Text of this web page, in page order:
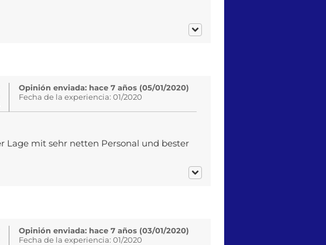
Opinión enviada: hace 7 años (05/01/2020)
Fecha de la experiencia: 01/2020
Lage mit sehr netten Personal und bester
Opinión enviada: hace 7 años (03/01/2020)
Fecha de la experiencia: 01/2020